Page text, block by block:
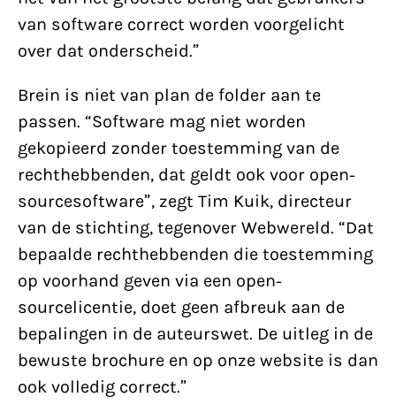
van software correct worden voorgelicht
over dat onderscheid.”
Brein is niet van plan de folder aan te
passen. “Software mag niet worden
gekopieerd zonder toestemming van de
rechthebbenden, dat geldt ook voor open-
sourcesoftware”, zegt Tim Kuik, directeur
van de stichting, tegenover Webwereld. “Dat
bepaalde rechthebbenden die toestemming
op voorhand geven via een open-
sourcelicentie, doet geen afbreuk aan de
bepalingen in de auteurswet. De uitleg in de
bewuste brochure en op onze website is dan
ook volledig correct.”